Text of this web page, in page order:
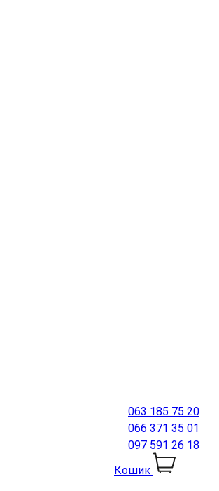
063 185 75 20
066 371 35 01
097 591 26 18
Кошик